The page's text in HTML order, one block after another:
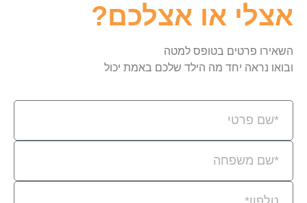
אצלי או אצלכם?
השאירו פרטים בטופס למטה
ובואו נראה יחד מה הילד שלכם באמת יכול